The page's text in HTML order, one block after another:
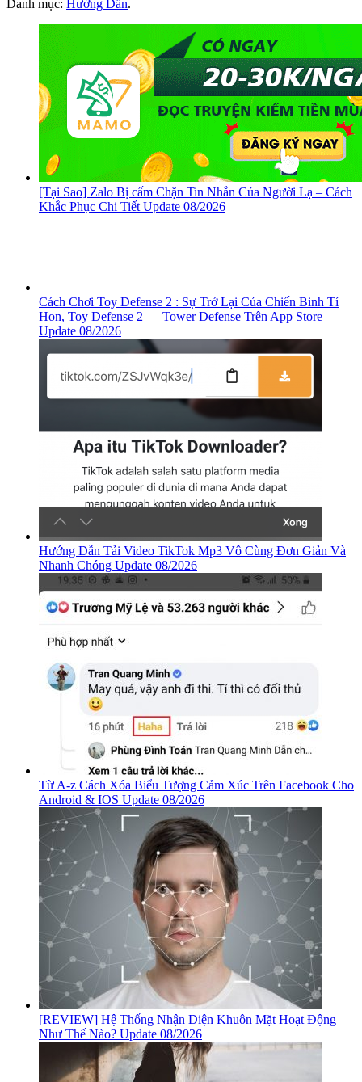
Danh mục: Hướng Dẫn.
[Tại Sao] Zalo Bị cấm Chặn Tin Nhắn Của Người Lạ – Cách
Khắc Phục Chi Tiết Update 08/2026
Cách Chơi Toy Defense 2 : Sự Trở Lại Của Chiến Binh Tí
Hon, ‎Toy Defense 2 — Tower Defense Trên App Store
Update 08/2026
Hướng Dẫn Tải Video TikTok Mp3 Vô Cùng Đơn Giản Và
Nhanh Chóng Update 08/2026
Từ A-z Cách Xóa Biểu Tượng Cảm Xúc Trên Facebook Cho
Android & IOS Update 08/2026
[REVIEW] Hệ Thống Nhận Diện Khuôn Mặt Hoạt Động
Như Thế Nào? Update 08/2026